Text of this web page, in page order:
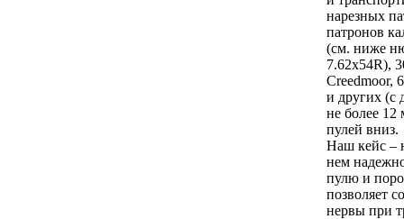
нарезных
патронов
(см. ниже
7.62х54R),
Creedmoor,
и других (с
не более
пулей вниз.
Наш кейс –
нем
пулю и
позволяет
нервы при